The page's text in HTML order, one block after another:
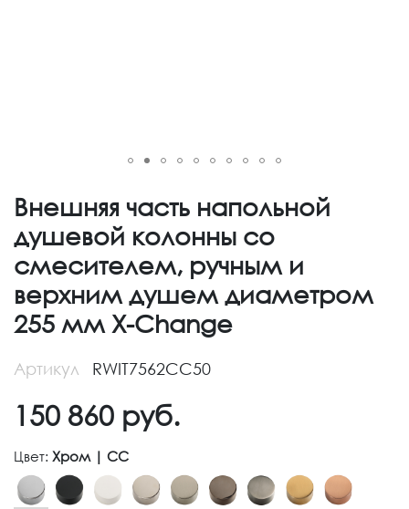
Внешняя часть напольной
душевой колонны со
смесителем, ручным и
верхним душем диаметром
255 мм X-Change
Артикул RWIT7562CC50
150 860 руб.
Цвет: Хром | CC